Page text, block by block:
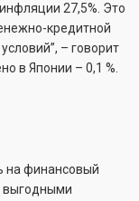
27,5%. Это
кредитной
– говорит
в Японии – 0,1 %.
на финансовый
выгодными